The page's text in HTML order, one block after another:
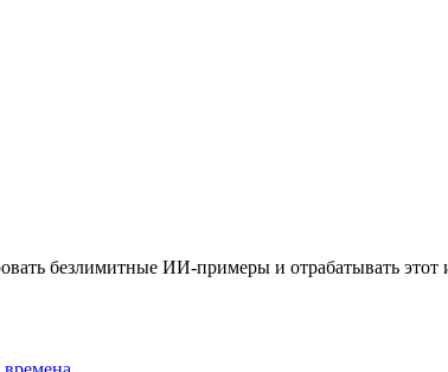
безлимитные ИИ-примеры и отрабатывать